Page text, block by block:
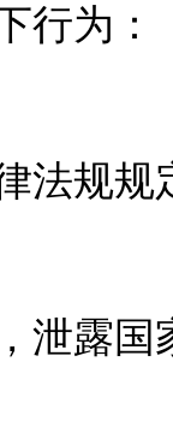
行为：
法规规
泄露